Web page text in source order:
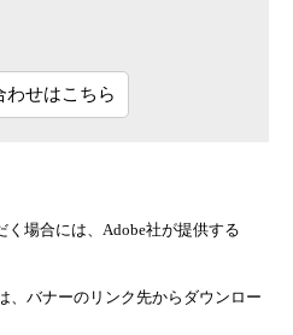
わせはこちら
く場合には、Adobe社が提供する
、バナーのリンク先からダウンロー